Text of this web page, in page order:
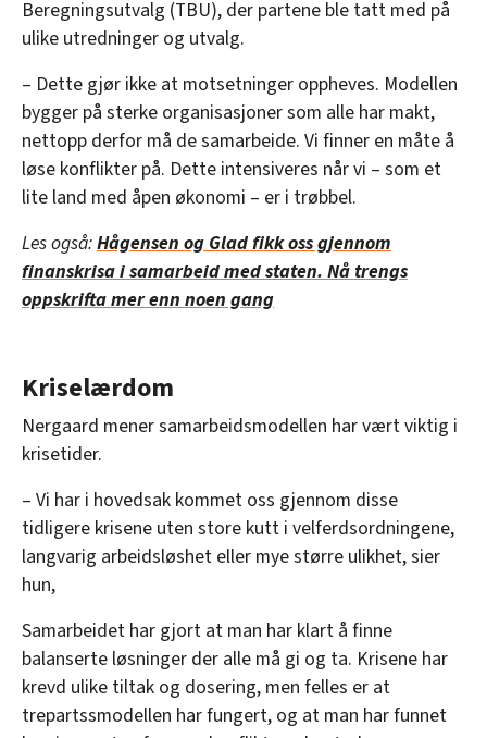
Beregningsutvalg (TBU), der partene ble tatt med på
ulike utredninger og utvalg.
– Dette gjør ikke at motsetninger oppheves. Modellen
bygger på sterke organisasjoner som alle har makt,
nettopp derfor må de samarbeide. Vi finner en måte å
løse konflikter på. Dette intensiveres når vi – som et
lite land med åpen økonomi – er i trøbbel.
Les også:Hågensen og Glad fikk oss gjennom
finanskrisa i samarbeid med staten. Nå trengs
oppskrifta mer enn noen gang
Kriselærdom
Nergaard mener samarbeidsmodellen har vært viktig i
krisetider.
– Vi har i hovedsak kommet oss gjennom disse
tidligere krisene uten store kutt i velferdsordningene,
langvarig arbeidsløshet eller mye større ulikhet, sier
hun,
Samarbeidet har gjort at man har klart å finne
balanserte løsninger der alle må gi og ta. Krisene har
krevd ulike tiltak og dosering, men felles er at
trepartssmodellen har fungert, og at man har funnet